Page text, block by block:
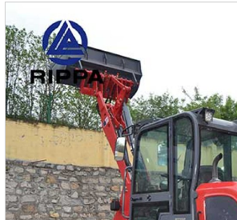
районах с пересеченной местностью
количеством земляных работ.